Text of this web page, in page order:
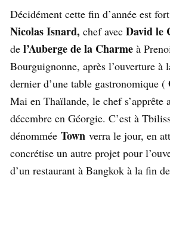
Décidément cette fin d’année est
Nicolas Isnard, chef avec David le
de l’Auberge de la Charme à
Bourguignonne, après l’ouverture à
dernier d’une table gastronomique (
Mai en Thaïlande, le chef s’apprête
décembre en Géorgie. C’est à
dénommée Town verra le jour, en
concrétise un autre projet pour
d’un restaurant à Bangkok à la fin